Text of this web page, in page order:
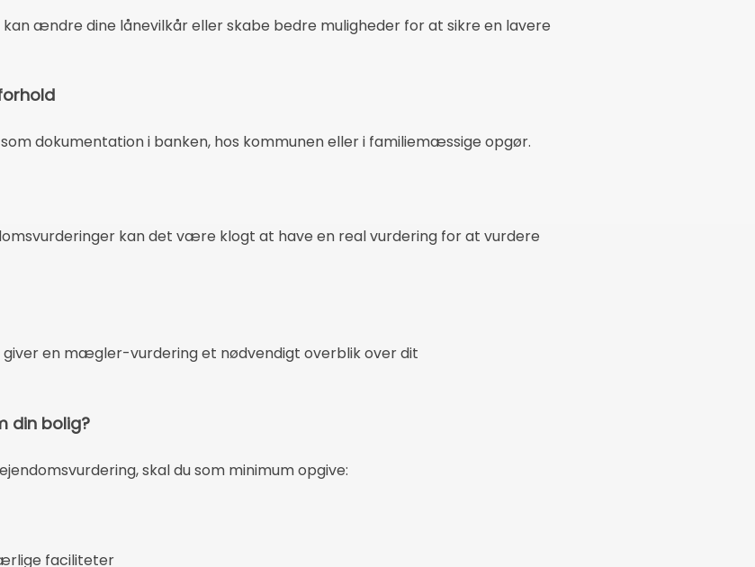
ændre dine lånevilkår eller skabe bedre muligheder for at sikre en lavere
dokumentation i banken, hos kommunen eller i familiemæssige opgør.
kan det være klogt at have en real vurdering for at vurdere
giver en mægler-vurdering et nødvendigt overblik over dit
din bolig?
skal du som minimum opgive:
faciliteter